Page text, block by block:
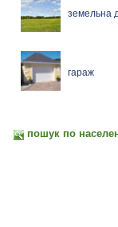
земельна
гараж
пошук по